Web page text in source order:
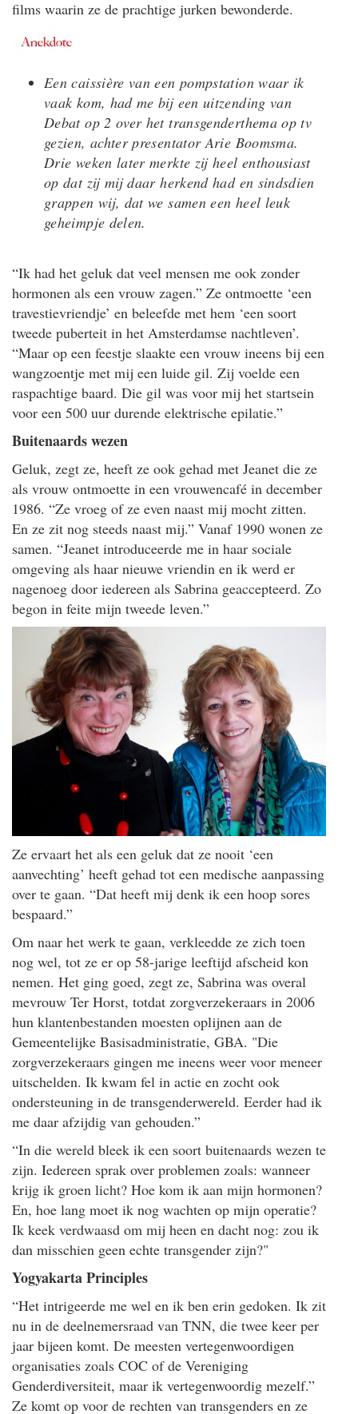
films waarin ze de prachtige jurken bewonderde.
Een caissière van een pompstation waar ik
vaak kom, had me bij een uitzending van
Debat op 2 over het transgenderthema op tv
gezien, achter presentator Arie Boomsma.
Drie weken later merkte zij heel enthousiast
op dat zij mij daar herkend had en sindsdien
grappen wij, dat we samen een heel leuk
geheimpje delen.
“Ik had het geluk dat veel mensen me ook zonder
hormonen als een vrouw zagen.” Ze ontmoette ‘een
travestievriendje’ en beleefde met hem ‘een soort
tweede puberteit in het Amsterdamse nachtleven’.
“Maar op een feestje slaakte een vrouw ineens bij een
wangzoentje met mij een luide gil. Zij voelde een
raspachtige baard. Die gil was voor mij het startsein
voor een 500 uur durende elektrische epilatie.”
Buitenaards wezen
Geluk, zegt ze, heeft ze ook gehad met Jeanet die ze
als vrouw ontmoette in een vrouwencafé in december
1986. “Ze vroeg of ze even naast mij mocht zitten.
En ze zit nog steeds naast mij.” Vanaf 1990 wonen ze
samen. “Jeanet introduceerde me in haar sociale
omgeving als haar nieuwe vriendin en ik werd er
nagenoeg door iedereen als Sabrina geaccepteerd. Zo
begon in feite mijn tweede leven.”
Ze ervaart het als een geluk dat ze nooit ‘een
aanvechting’ heeft gehad tot een medische aanpassing
over te gaan. “Dat heeft mij denk ik een hoop sores
bespaard.”
Om naar het werk te gaan, verkleedde ze zich toen
nog wel, tot ze er op 58-jarige leeftijd afscheid kon
nemen. Het ging goed, zegt ze, Sabrina was overal
mevrouw Ter Horst, totdat zorgverzekeraars in 2006
hun klantenbestanden moesten oplijnen aan de
Gemeentelijke Basisadministratie, GBA. "Die
zorgverzekeraars gingen me ineens weer voor meneer
uitschelden. Ik kwam fel in actie en zocht ook
ondersteuning in de transgenderwereld. Eerder had ik
me daar afzijdig van gehouden.”
“In die wereld bleek ik een soort buitenaards wezen te
zijn. Iedereen sprak over problemen zoals: wanneer
krijg ik groen licht? Hoe kom ik aan mijn hormonen?
En, hoe lang moet ik nog wachten op mijn operatie?
Ik keek verdwaasd om mij heen en dacht nog: zou ik
dan misschien geen echte transgender zijn?"
Yogyakarta Principles
“Het intrigeerde me wel en ik ben erin gedoken. Ik zit
nu in de deelnemersraad van TNN, die twee keer per
jaar bijeen komt. De meesten vertegenwoordigen
organisaties zoals COC of de Vereniging
Genderdiversiteit, maar ik vertegenwoordig mezelf.”
Ze komt op voor de rechten van transgenders en ze